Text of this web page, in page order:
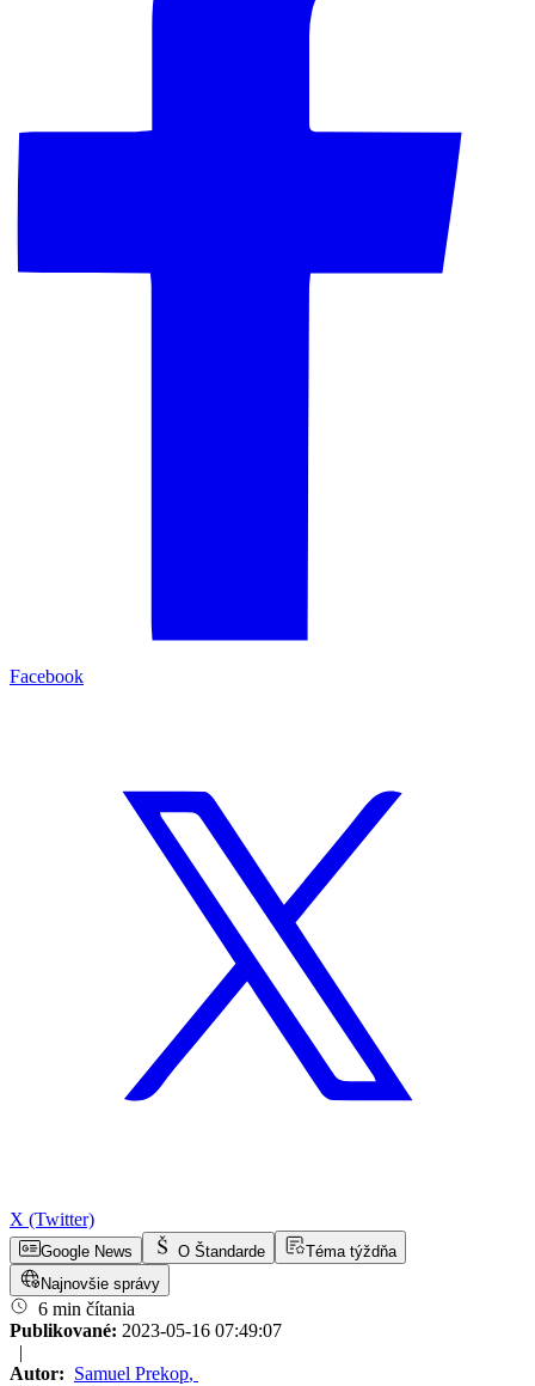
Facebook
X (Twitter)
Google News O Štandarde
Téma týždňa
Najnovšie správy
6 min čítania
Publikované: 2023-05-16 07:49:07
|
Autor: Samuel Prekop,